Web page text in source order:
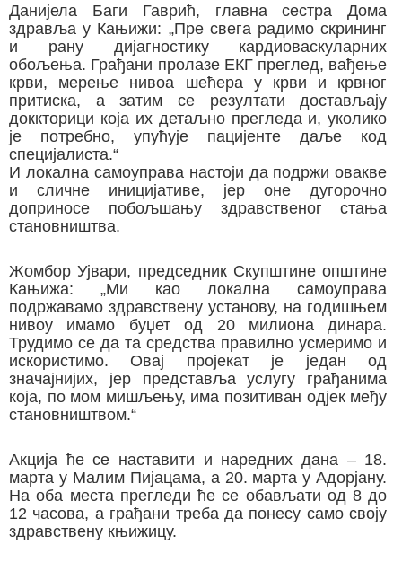
Данијела Баги Гаврић, главна сестра Дома
здравља у Кањижи: „Пре свега радимо скрининг
и рану дијагностику кардиоваскуларних
обољења. Грађани пролазе ЕКГ преглед, вађење
крви, мерење нивоа шећера у крви и крвног
притиска, а затим се резултати достављају
доккторици која их детаљно прегледа и, уколико
је потребно, упућује пацијенте даље код
специјалиста.“
И локална самоуправа настоји да подржи овакве
и сличне иницијативе, јер оне дугорочно
доприносе побољшању здравственог стања
становништва.
Жомбор Ујвари, председник Скупштине општине
Кањижа: „Ми као локална самоуправа
подржавамо здравствену установу, на годишњем
нивоу имамо буџет од 20 милиона динара.
Трудимо се да та средства правилно усмеримо и
искористимо. Овај пројекат је један од
значајнијих, јер представља услугу грађанима
која, по мом мишљењу, има позитиван одјек међу
становништвом.“
Акција ће се наставити и наредних дана – 18.
марта у Малим Пијацама, а 20. марта у Адорјану.
На оба места прегледи ће се обављати од 8 до
12 часова, а грађани треба да понесу само своју
здравствену књижицу.